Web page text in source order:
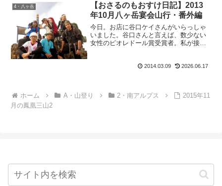
4・八ヶ岳
【おさるのもおすけ日記】2013
年10月八ヶ岳宴会山行・番外編
今日。お店に谷口ケイさんがいらっしゃ
いました。谷口さんと言えば、数少ない
女性のピオレドール賞受賞者。私が接客
そうじゃないですか。でも、残念ながら
2014.03.09 2026.06.17
ホーム A・山登り 2・南アルプス
2015年11
月の鳳凰三山2